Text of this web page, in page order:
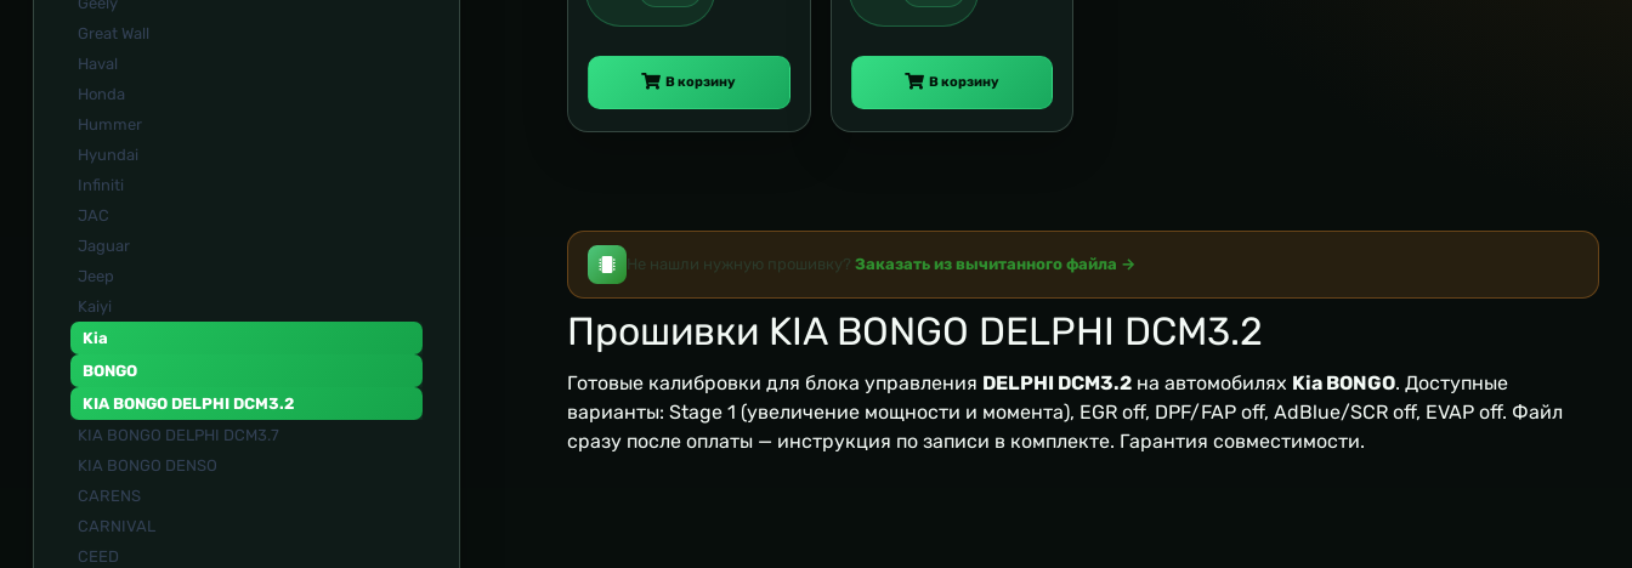
Great Wall
Haval
Honda
Hummer
Hyundai
Infiniti
JAC
Jaguar
Jeep
Kaiyi
Kia
BONGO
KIA BONGO DELPHI DCM3.2
KIA BONGO DELPHI DCM3.7
KIA BONGO DENSO
CARENS
CARNIVAL
CEED
В корзину В корзину
Не нашли нужную прошивку? Заказать из вычитанного файла →
Прошивки KIA BONGO DELPHI DCM3.2
Готовые калибровки для блока управления DELPHI DCM3.2 на автомобилях Kia BONGO. Доступные
варианты: Stage 1 (увеличение мощности и момента), EGR off, DPF/FAP off, AdBlue/SCR off, EVAP off. Файл
сразу после оплаты — инструкция по записи в комплекте. Гарантия совместимости.